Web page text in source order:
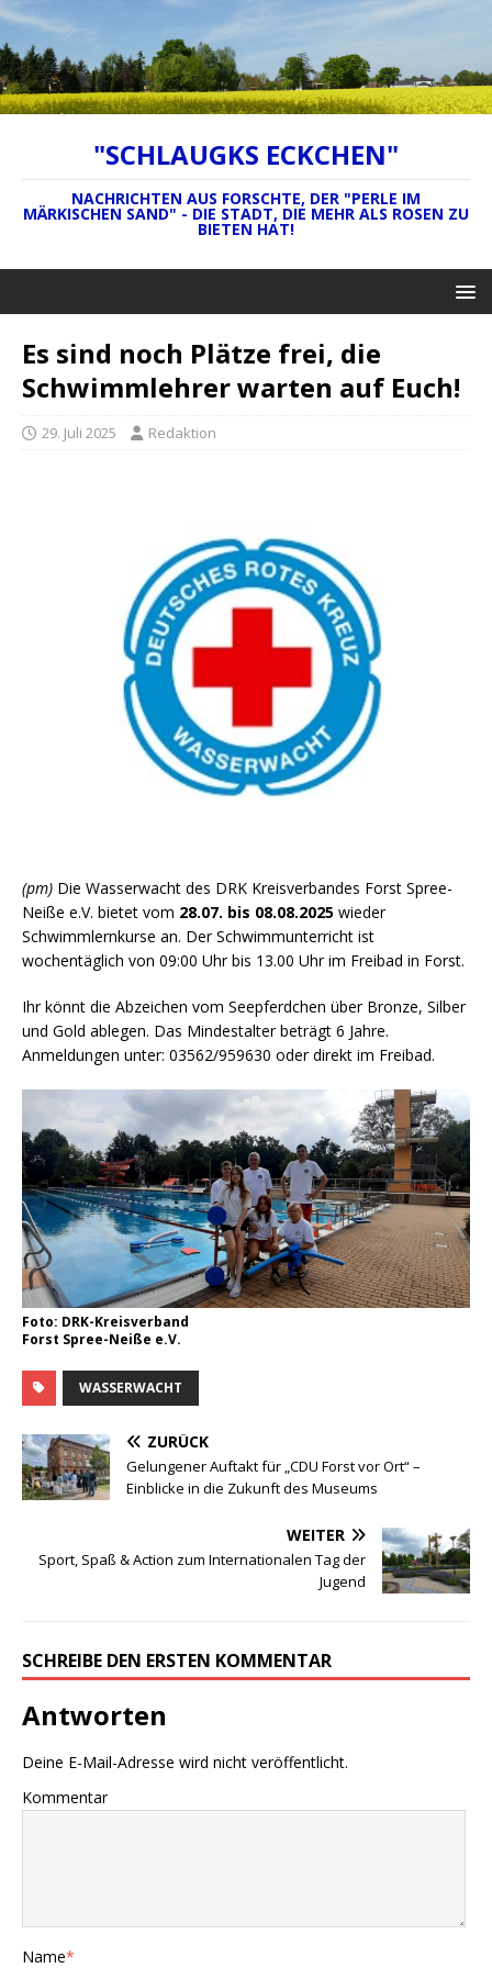
"SCHLAUGKS ECKCHEN"
NACHRICHTEN AUS FORSCHTE, DER "PERLE IM
MÄRKISCHEN SAND" - DIE STADT, DIE MEHR ALS ROSEN ZU
BIETEN HAT!
Es sind noch Plätze frei, die
Schwimmlehrer warten auf Euch!
29. Juli 2025 Redaktion
(pm) Die Wasserwacht des DRK Kreisverbandes Forst Spree-
Neiße e.V. bietet vom 28.07. bis 08.08.2025 wieder
Schwimmlernkurse an. Der Schwimmunterricht ist
wochentäglich von 09:00 Uhr bis 13.00 Uhr im Freibad in Forst.
Ihr könnt die Abzeichen vom Seepferdchen über Bronze, Silber
und Gold ablegen. Das Mindestalter beträgt 6 Jahre.
Anmeldungen unter: 03562/959630 oder direkt im Freibad.
Foto: DRK-Kreisverband
Forst Spree-Neiße e.V.
WASSERWACHT
ZURÜCK
Gelungener Auftakt für „CDU Forst vor Ort“ –
Einblicke in die Zukunft des Museums
WEITER
Sport, Spaß & Action zum Internationalen Tag der
Jugend
SCHREIBE DEN ERSTEN KOMMENTAR
Antworten
Deine E-Mail-Adresse wird nicht veröffentlicht.
Kommentar
Name*